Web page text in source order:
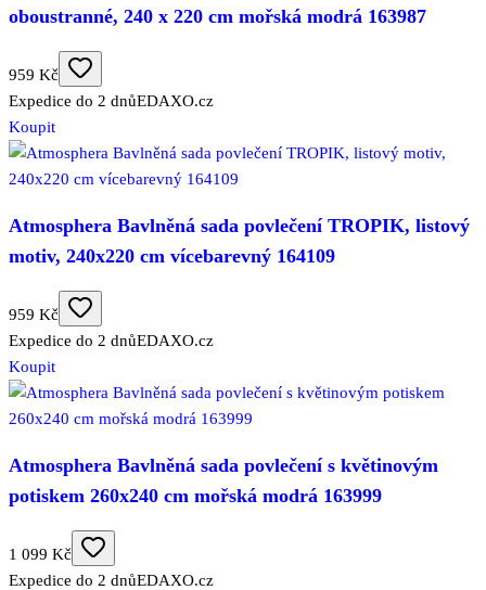
oboustranné, 240 x 220 cm mořská modrá 163987
959 Kč
Expedice do 2 dnůEDAXO.cz
Koupit
Atmosphera Bavlněná sada povlečení TROPIK, listový
motiv, 240x220 cm vícebarevný 164109
959 Kč
Expedice do 2 dnůEDAXO.cz
Koupit
Atmosphera Bavlněná sada povlečení s květinovým
potiskem 260x240 cm mořská modrá 163999
1 099 Kč
Expedice do 2 dnůEDAXO.cz